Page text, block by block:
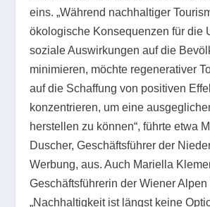
eins. „Während nachhaltiger
ökologische Konsequenzen für die
soziale Auswirkungen auf die
minimieren, möchte regenerativer
auf die Schaffung von positiven
konzentrieren, um eine
herstellen zu können“, führte etwa
Duscher, Geschäftsführer der
Werbung, aus. Auch Mariella
Geschäftsführerin der Wiener Alpen
„Nachhaltigkeit ist längst keine